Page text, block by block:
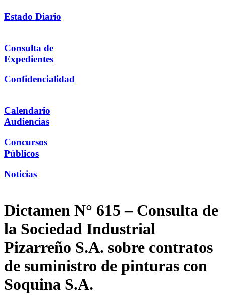
Estado Diario
Consulta de
Expedientes
Confidencialidad
Calendario
Audiencias
Concursos
Públicos
Noticias
Dictamen N° 615 – Consulta de
la Sociedad Industrial
Pizarreño S.A. sobre contratos
de suministro de pinturas con
Soquina S.A.